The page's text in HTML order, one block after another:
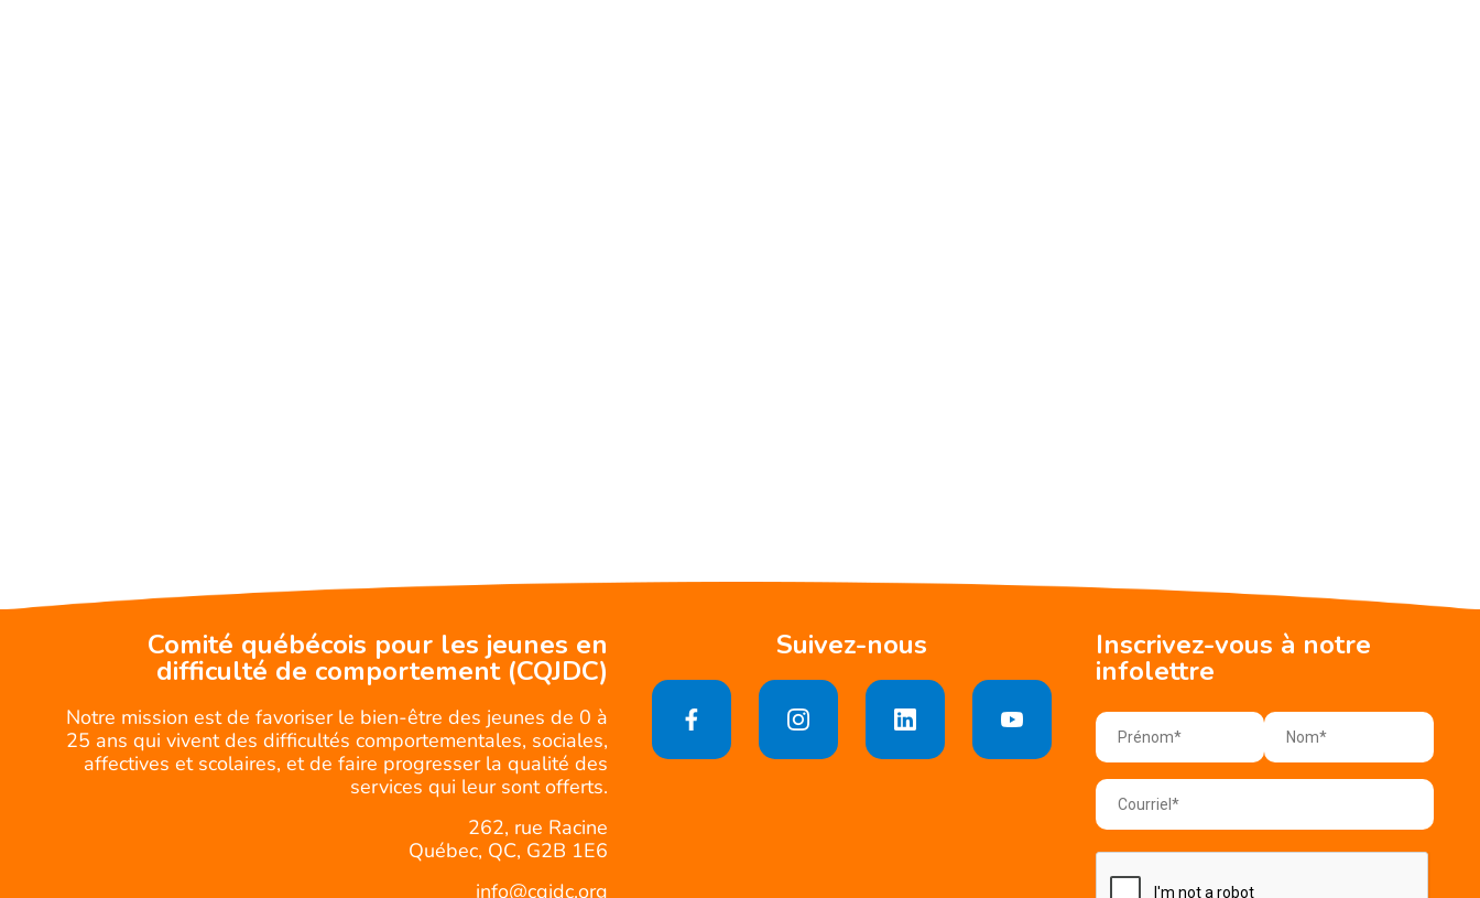
Comité québécois pour les jeunes en
difficulté de comportement (CQJDC)
Notre mission est de favoriser le bien-être des jeunes de 0 à
25 ans qui vivent des difficultés comportementales, sociales,
affectives et scolaires, et de faire progresser la qualité des
services qui leur sont offerts.
262, rue Racine
Québec, QC, G2B 1E6
info@cqjdc.org
Suivez-nous Inscrivez-vous à notre
infolettre